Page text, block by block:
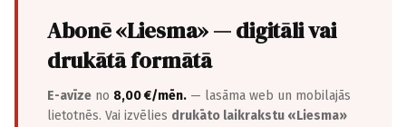
Abonē «Liesma» — digitāli vai
drukātā formātā
E-avīze no 8,00 €/mēn. — lasāma web un mobilajās
lietotnēs. Vai izvēlies drukāto laikrakstu «Liesma»